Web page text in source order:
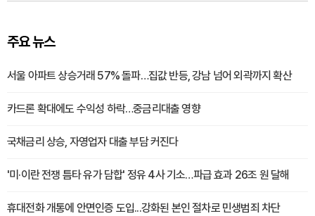
주요 뉴스
서울 아파트 상승거래 57% 돌파…집값 반등, 강남 넘어 외곽까지 확산
카드론 확대에도 수익성 하락…중금리대출 영향
국채금리 상승, 자영업자 대출 부담 커진다
'미·이란 전쟁 틈타 유가 담합' 정유 4사 기소…파급 효과 26조 원 달해
휴대전화 개통에 안면인증 도입...강화된 본인 절차로 민생범죄 차단